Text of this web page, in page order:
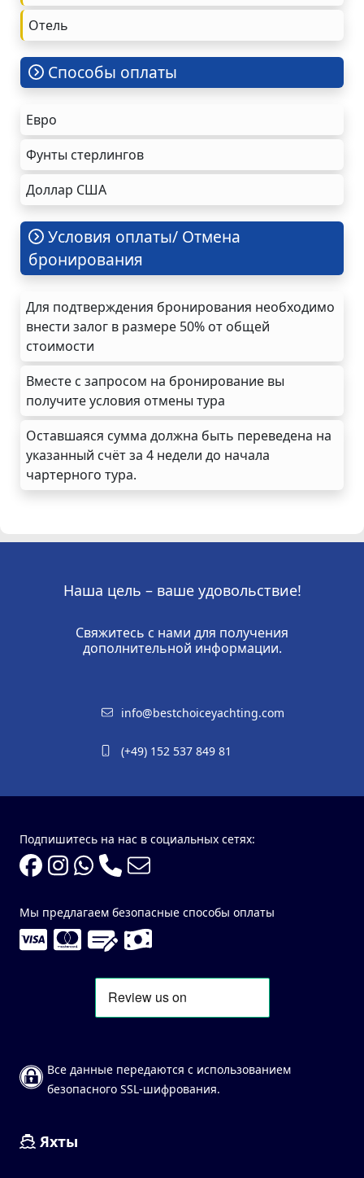
Oтель
Cпособы оплаты
Евро
Фунты стерлингов
Доллар США
Условия оплаты/ Отмена
бронирования
Для подтверждения бронирования необходимо
внести залог в размере 50% от общей
стоимости
Вместе с запросом на бронирование вы
получите условия отмены тура
Оставшаяся сумма должна быть переведена на
указанный счёт за 4 недели до начала
чартерного тура.
Наша цель – ваше удовольствие!
Свяжитесь с нами для получения
дополнительной информации.
info@bestchoiceyachting.com
(+49) 152 537 849 81
Подпишитесь на нас в социальных сетях:
Мы предлагаем безопасные способы оплаты
Все данные передаются с использованием
безопасного SSL-шифрования.
Яхты